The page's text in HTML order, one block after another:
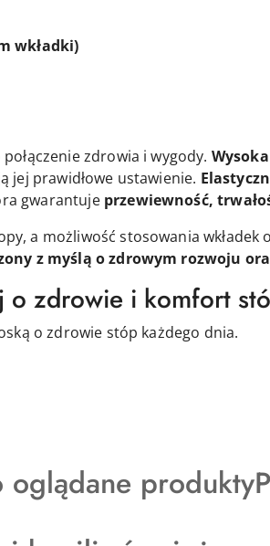
wkładki)
zdrowia i wygody.
jej prawidłowe ustawienie.
gwarantuje przewiewność,
a możliwość stosowania
z myślą o zdrowym rozwoju
o zdrowie i komfort
o zdrowie stóp każdego dnia.
oglądane produkty